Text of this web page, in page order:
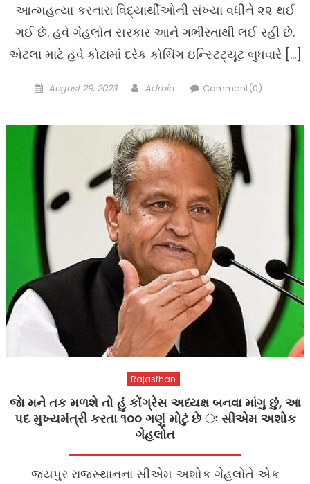
આત્મહત્યા કરનારા વિદ્યાર્થીઓની સંખ્યા વધીને ૨૨ થઈ
ગઈ છે. હવે ગેહલોત સરકાર આને ગંભીરતાથી લઈ રહી છે.
એટલા માટે હવે કોટામાં દરેક કોચિંગ ઇન્સ્ટિટ્યૂટ બુધવારે […]
Posted
August 29, 2023 Author
Admin Comment(0)
Rajasthan
જાે મને તક મળશે તો હું કોંગ્રેસ અધ્યક્ષ બનવા માંગુ છું, આ
પદ મુખ્યમંત્રી કરતા ૧૦૦ ગણું મોટું છે ઃ સીએમ અશોક
ગેહલોત
જયપુર રાજસ્થાનના સીએમ અશોક ગેહલોતે એક